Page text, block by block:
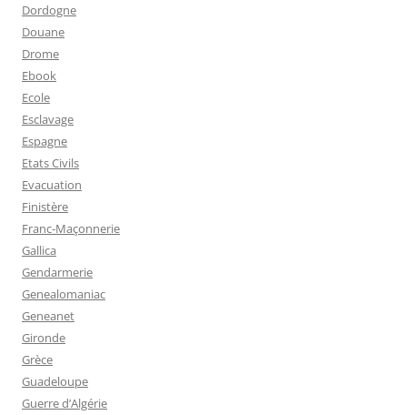
Dordogne
Douane
Drome
Ebook
Ecole
Esclavage
Espagne
Etats Civils
Evacuation
Finistère
Franc-Maçonnerie
Gallica
Gendarmerie
Genealomaniac
Geneanet
Gironde
Grèce
Guadeloupe
Guerre d’Algérie